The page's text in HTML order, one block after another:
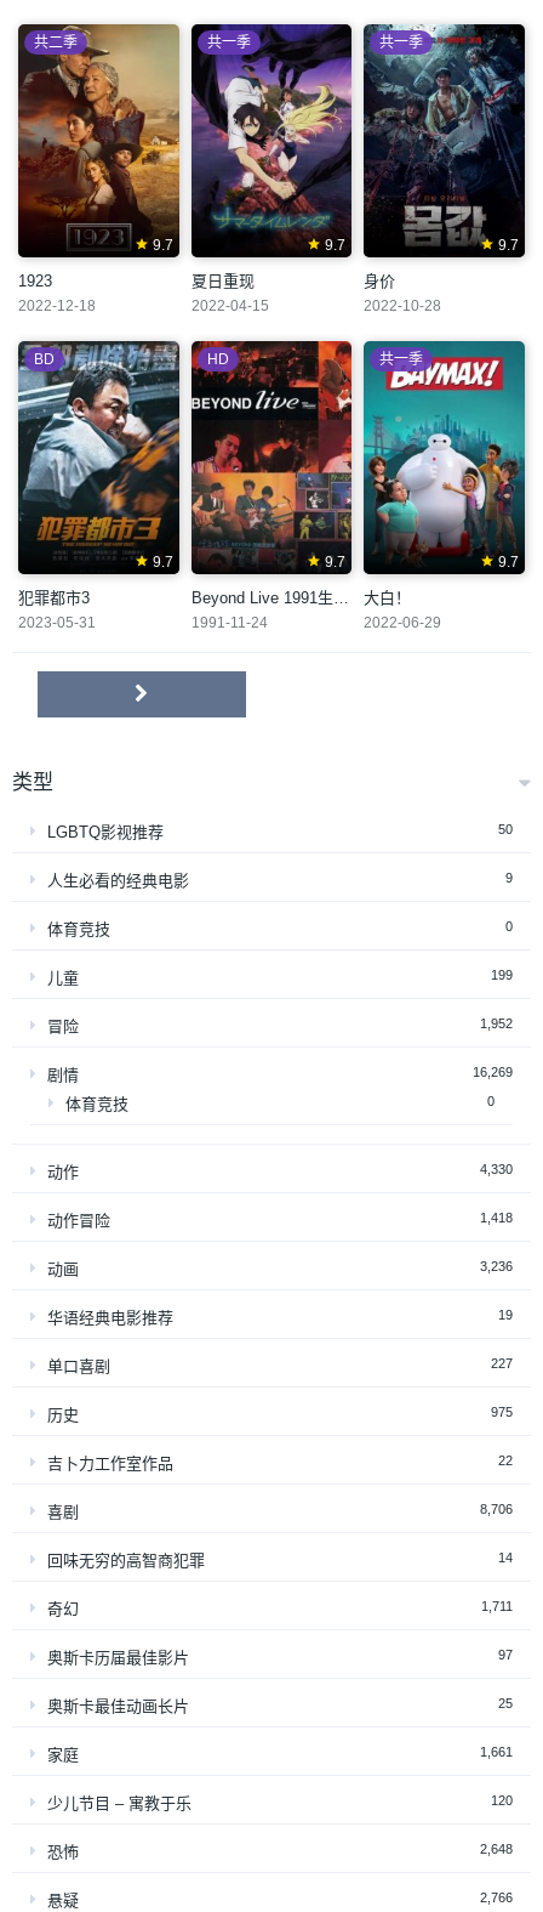
9.7
共二季
1923
2022-12-18
9.7
共一季
夏日重现
2022-04-15
9.7
共一季
身价
2022-10-28
9.7
BD
犯罪都市3
2023-05-31
9.7
HD
Beyond Live 1991生命接触演唱会
1991-11-24
9.7
共一季
大白！
2022-06-29
类型
LGBTQ影视推荐 50
人生必看的经典电影 9
体育竞技 0
儿童 199
冒险 1,952
剧情 16,269
体育竞技 0
动作 4,330
动作冒险 1,418
动画 3,236
华语经典电影推荐 19
单口喜剧 227
历史 975
吉卜力工作室作品 22
喜剧 8,706
回味无穷的高智商犯罪 14
奇幻 1,711
奥斯卡历届最佳影片 97
奥斯卡最佳动画长片 25
家庭 1,661
少儿节目 – 寓教于乐 120
恐怖 2,648
悬疑 2,766